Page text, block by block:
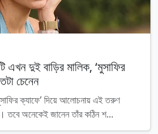
এখন দুই বাড়ির মালিক, ‘মুসাফির
চেনেন
ক্যাফে’ দিয়ে আলোচনায় এই তরুণ
তবে অনেকেই জানেন তাঁর কঠিন শ...